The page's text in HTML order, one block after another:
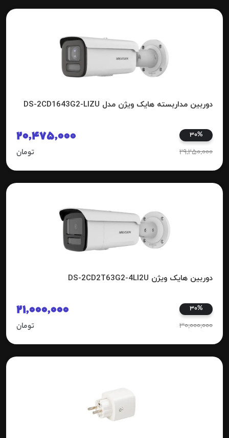
دوربین مداربسته هایک ویژن مدل DS-2CD1643G2-LIZU
30%
29,250,000
20,475,000
تومان
دوربین هایک ویژن DS-2CD2T63G2-4LI2U
30%
30,000,000
21,000,000
تومان